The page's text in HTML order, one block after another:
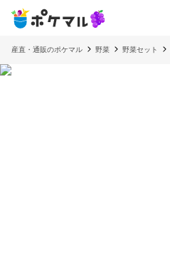
産直・通販のポケマル 野菜 野菜セット